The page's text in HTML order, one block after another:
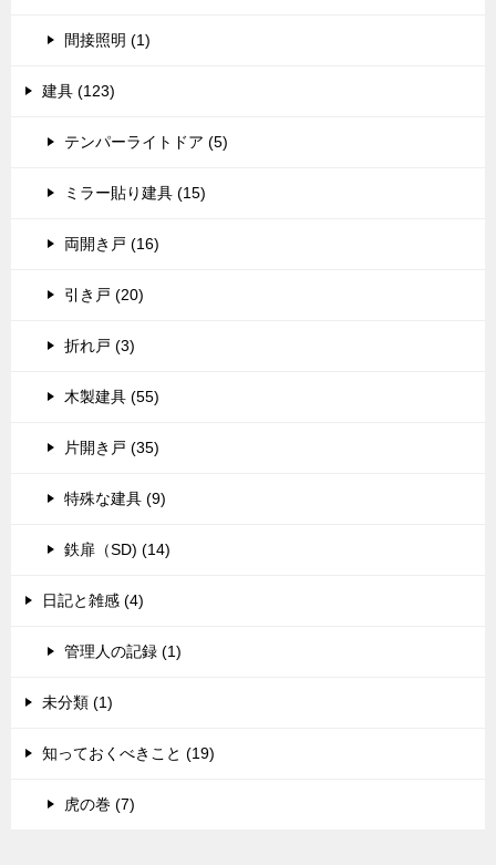
間接照明 (1)
建具 (123)
テンパーライトドア (5)
ミラー貼り建具 (15)
両開き戸 (16)
引き戸 (20)
折れ戸 (3)
木製建具 (55)
片開き戸 (35)
特殊な建具 (9)
鉄扉（SD) (14)
日記と雑感 (4)
管理人の記録 (1)
未分類 (1)
知っておくべきこと (19)
虎の巻 (7)